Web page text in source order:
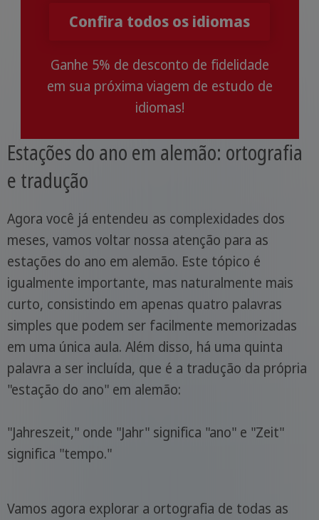
Confira todos os idiomas
Ganhe 5% de desconto de fidelidade
em sua próxima viagem de estudo de
idiomas!
Estações do ano em alemão: ortografia
e tradução
Agora você já entendeu as complexidades dos
meses, vamos voltar nossa atenção para as
estações do ano em alemão. Este tópico é
igualmente importante, mas naturalmente mais
curto, consistindo em apenas quatro palavras
simples que podem ser facilmente memorizadas
em uma única aula. Além disso, há uma quinta
palavra a ser incluída, que é a tradução da própria
"estação do ano" em alemão:
"Jahreszeit," onde "Jahr" significa "ano" e "Zeit"
significa "tempo."
Vamos agora explorar a ortografia de todas as